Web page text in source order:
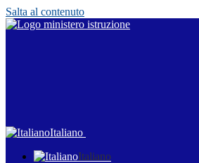
Salta al contenuto
Italiano
Italiano